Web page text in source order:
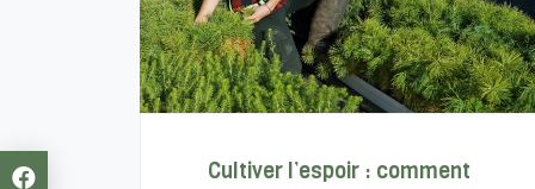
Cultiver l’espoir : comment